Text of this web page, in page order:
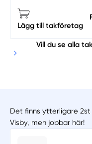
Lägg till takföretag
Vill du se alla
Det finns ytterligare
Visby, men jobbar här!